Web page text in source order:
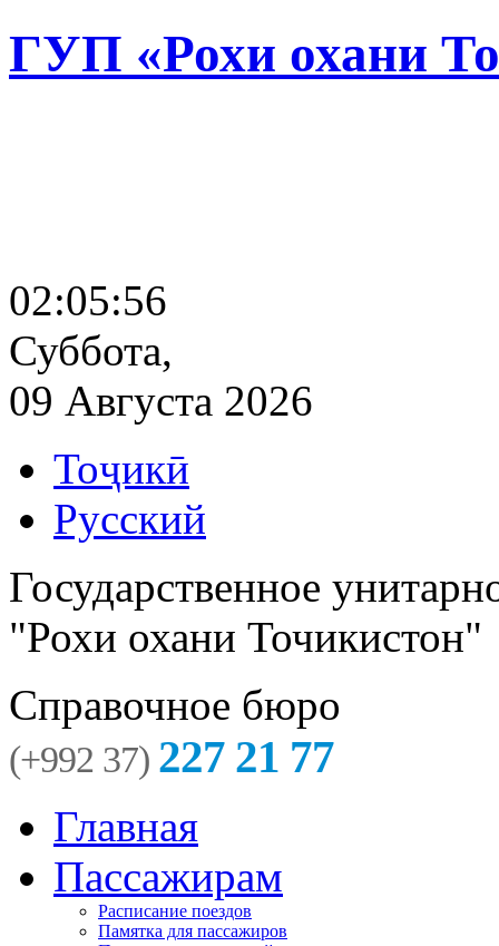
ГУП «Рохи охани
02:05:57
Суббота,
09 Августа 2026
Тоҷикӣ
Русский
Государственное
"Рохи охани Точикистон"
Справочное бюро
(+992 37) 227 21 77
Главная
Пассажирам
Расписание поездов
Памятка для пассажиров